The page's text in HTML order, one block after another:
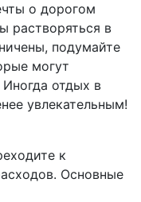
о дорогом
растворяться в
подумайте
могут
отдых в
увлекательным!
к
Основные